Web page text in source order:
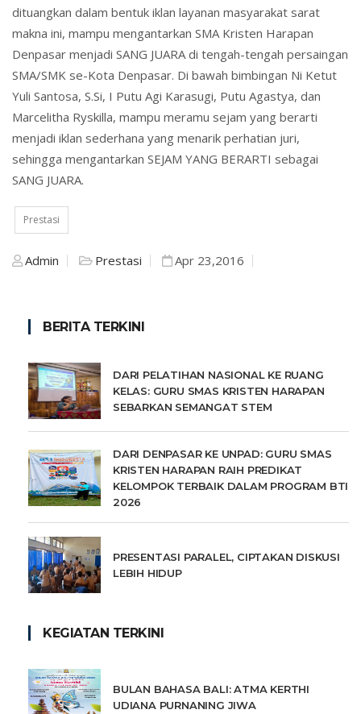
dituangkan dalam bentuk iklan layanan masyarakat sarat
makna ini, mampu mengantarkan SMA Kristen Harapan
Denpasar menjadi SANG JUARA di tengah-tengah persaingan
SMA/SMK se-Kota Denpasar. Di bawah bimbingan Ni Ketut
Yuli Santosa, S.Si, I Putu Agi Karasugi, Putu Agastya, dan
Marcelitha Ryskilla, mampu meramu sejam yang berarti
menjadi iklan sederhana yang menarik perhatian juri,
sehingga mengantarkan SEJAM YANG BERARTI sebagai
SANG JUARA.
Prestasi
Admin Prestasi Apr 23,2016
BERITA TERKINI
DARI PELATIHAN NASIONAL KE RUANG
KELAS: GURU SMAS KRISTEN HARAPAN
SEBARKAN SEMANGAT STEM
DARI DENPASAR KE UNPAD: GURU SMAS
KRISTEN HARAPAN RAIH PREDIKAT
KELOMPOK TERBAIK DALAM PROGRAM BTI
2026
PRESENTASI PARALEL, CIPTAKAN DISKUSI
LEBIH HIDUP
KEGIATAN TERKINI
BULAN BAHASA BALI: ATMA KERTHI
UDIANA PURNANING JIWA